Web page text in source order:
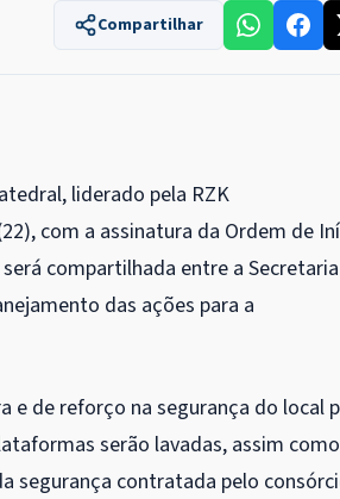
Compartilhar
liderado pela RZK
com a assinatura da Ordem de
compartilhada entre a
das ações para a
e de reforço na segurança do local
serão lavadas, assim como
segurança contratada pelo